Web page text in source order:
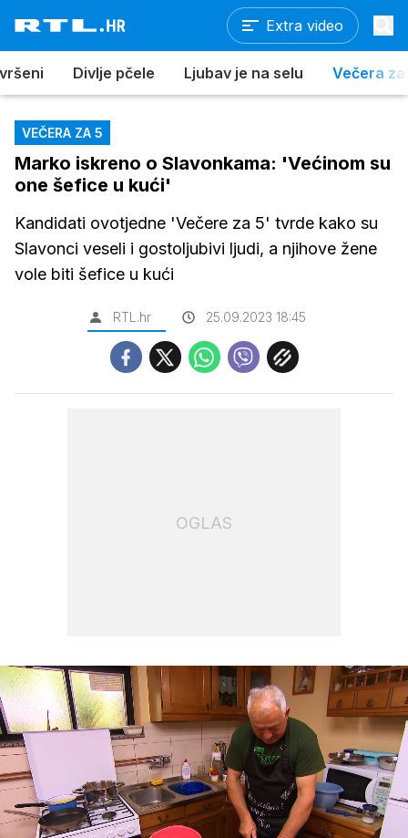
Extra video
Divlje pčele Ljubav je na selu Večera za
VEČERA ZA 5
Marko iskreno o Slavonkama: 'Većinom su
one šefice u kući'
Kandidati ovotjedne 'Večere za 5' tvrde kako su
Slavonci veseli i gostoljubivi ljudi, a njihove žene
vole biti šefice u kući
RTL.hr 25.09.2023 18:45
OGLAS